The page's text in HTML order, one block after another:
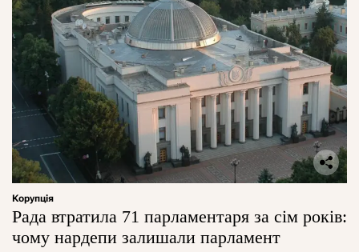
Корупція
Рада втратила 71 парламентаря за сім років:
чому нардепи залишали парламент